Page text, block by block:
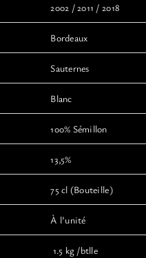
2002 / 2011 / 2018
Bordeaux
Sauternes
Blanc
100% Sémillon
13,5%
75 cl (Bouteille)
À l’unité
1.5 kg /btlle